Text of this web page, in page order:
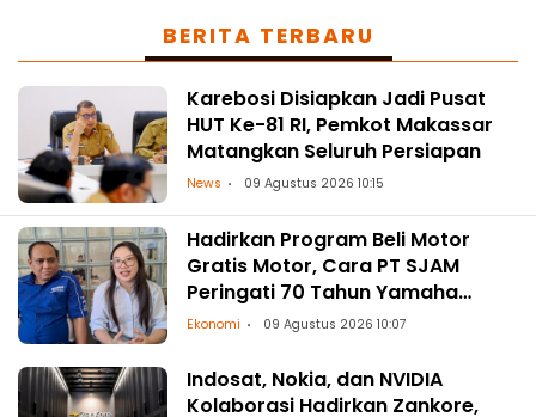
BERITA TERBARU
Karebosi Disiapkan Jadi Pusat
HUT Ke-81 RI, Pemkot Makassar
Matangkan Seluruh Persiapan
News 09 Agustus 2026 10:15
Hadirkan Program Beli Motor
Gratis Motor, Cara PT SJAM
Peringati 70 Tahun Yamaha
Indonesia dan HUT RI ke-81
Ekonomi 09 Agustus 2026 10:07
Indosat, Nokia, dan NVIDIA
Kolaborasi Hadirkan Zankore,